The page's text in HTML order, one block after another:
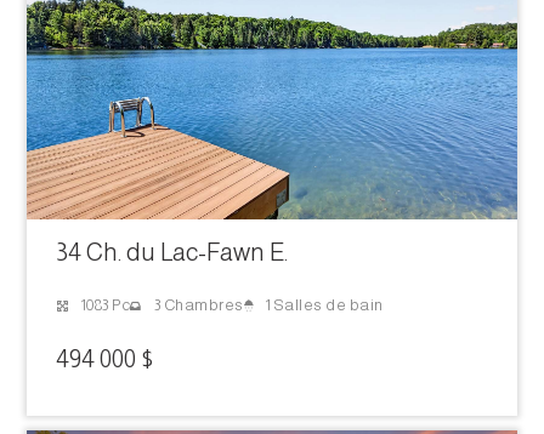
34 Ch. du Lac-Fawn E.
1083 Pc 3 Chambres 1 Salles de bain
494 000 $